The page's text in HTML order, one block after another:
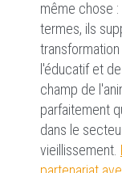
même chose
termes, ils
l'éducatif et
champ de
parfaitement
dans le
vieillissement.